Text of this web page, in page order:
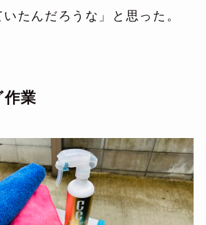
たんだろうな」と思った。
業